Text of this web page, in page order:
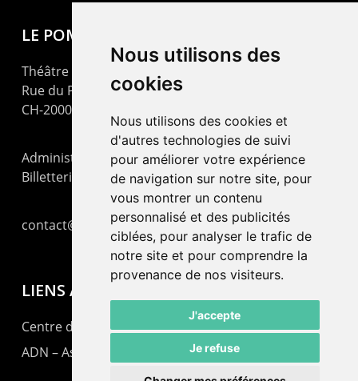
Nous utilisons des
cookies
Nous utilisons des cookies et
d'autres technologies de suivi
pour améliorer votre expérience
de navigation sur notre site, pour
vous montrer un contenu
personnalisé et des publicités
ciblées, pour analyser le trafic de
notre site et pour comprendre la
provenance de nos visiteurs.
J'accepte
Je refuse
LE POMMIER
Théâtre – Centre Culturel Neuchâtelois
Rue du Pommier 9
CH-2000 Neuchâtel
Administration : +41 32 725 03 03
Billetterie : +41 32 725 05 05
contact@lepommier.ch
LIENS AMIS
Centre de culture ABC
ADN – Association Danse Neuchâtel